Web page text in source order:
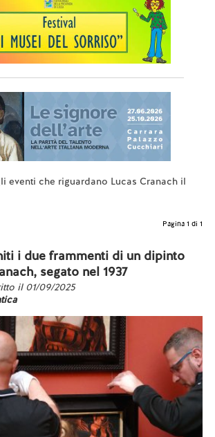
eventi che riguardano Lucas Cranach il
Pagina 1 di 1
i due frammenti di un dipinto
segato nel 1937
il 01/09/2025